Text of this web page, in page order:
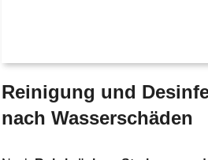
Reinigung und
nach Wasserschäden